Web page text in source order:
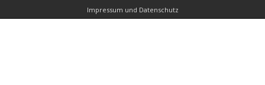
Impressum und Datenschutz